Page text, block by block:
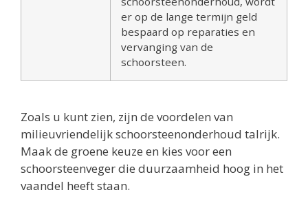
er op de lange termijn geld
bespaard op reparaties en
vervanging van de
schoorsteen.
Zoals u kunt zien, zijn de voordelen van
milieuvriendelijk schoorsteenonderhoud talrijk.
Maak de groene keuze en kies voor een
schoorsteenveger die duurzaamheid hoog in het
vaandel heeft staan.